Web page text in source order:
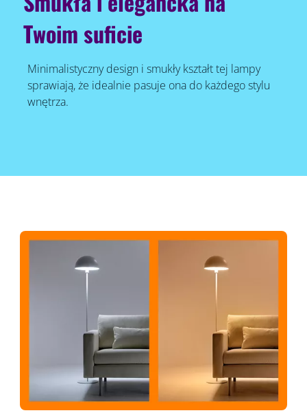
Twoim suficie
Minimalistyczny design i smukły kształt tej lampy
sprawiają, że idealnie pasuje ona do każdego stylu
wnętrza.